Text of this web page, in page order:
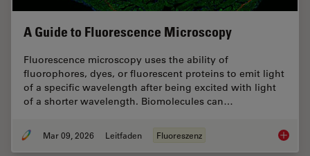
A Guide to Fluorescence Microscopy
Fluorescence microscopy uses the ability of
fluorophores, dyes, or fluorescent proteins to emit light
of a specific wavelength after being excited with light
of a shorter wavelength. Biomolecules can…
Mar 09, 2026 Leitfaden Fluoreszenz A